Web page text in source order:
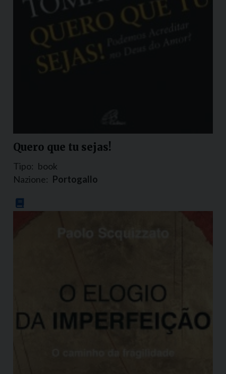
Quero que tu sejas!
Tipo: book
Nazione: Portogallo